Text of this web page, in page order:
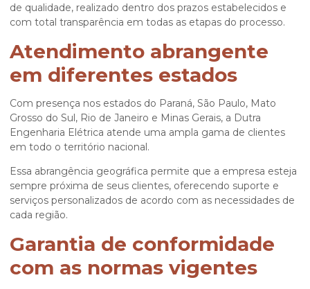
de qualidade, realizado dentro dos prazos estabelecidos e
com total transparência em todas as etapas do processo.
Atendimento abrangente
em diferentes estados
Com presença nos estados do Paraná, São Paulo, Mato
Grosso do Sul, Rio de Janeiro e Minas Gerais, a Dutra
Engenharia Elétrica atende uma ampla gama de clientes
em todo o território nacional.
Essa abrangência geográfica permite que a empresa esteja
sempre próxima de seus clientes, oferecendo suporte e
serviços personalizados de acordo com as necessidades de
cada região.
Garantia de conformidade
com as normas vigentes